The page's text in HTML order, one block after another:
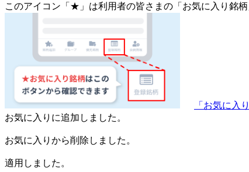
このアイコン 「★」 は利用者の皆さまの 「お気に入り銘
「お気に入
お気に入りに追加しました。
お気に入りから削除しました。
適用しました。